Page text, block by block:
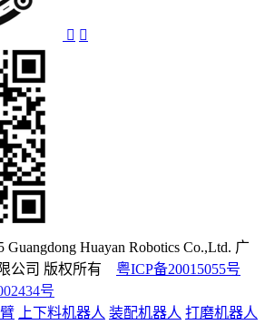
Huayan Robotics Co.,Ltd. 广
公司 版权所有 粤ICP备20015055号
号
上下料机器人 装配机器人 打磨机器人